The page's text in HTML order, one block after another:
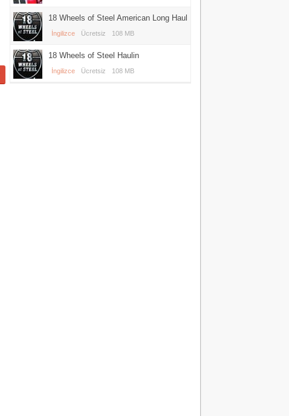
18 Wheels of Steel American Long Haul
İngilizce Ücretsiz 108 MB
18 Wheels of Steel Haulin
İngilizce Ücretsiz 108 MB